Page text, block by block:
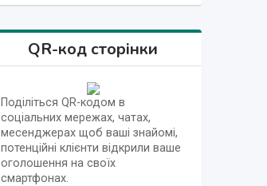
QR-код сторінки
Поділіться QR-кодом в
соціальних мережах, чатах,
месенджерах щоб ваші знайомі,
потенційні клієнти відкрили ваше
оголошення на своїх
смартфонах.